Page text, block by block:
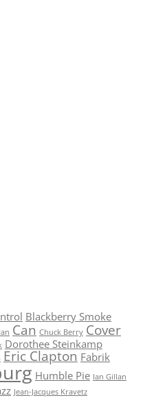
Blackberry Smoke
Can Chuck Berry Cover
Dorothee Steinkamp
Eric Clapton Fabrik
Humble Pie Ian Gillan
Jean-Jacques Kravetz